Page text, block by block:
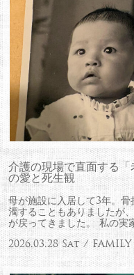
介護の現場で直面する
の愛と死生観
母が施設に入居して3年。
濁することもありましたが
が戻ってきました。 私の
2026.03.28 Sat / FAMILY